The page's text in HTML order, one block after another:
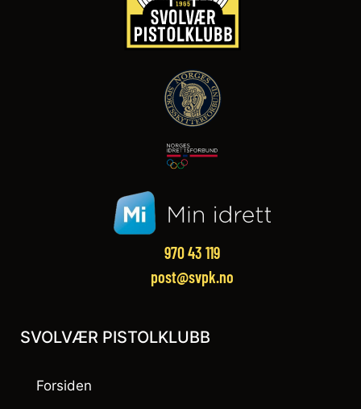
970 43 119‬
post@svpk.no
SVOLVÆR PISTOLKLUBB
Forsiden